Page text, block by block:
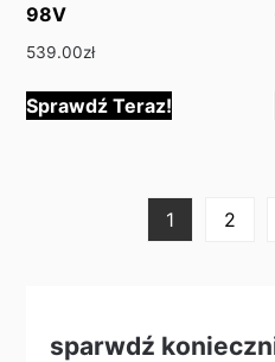
98V
539.00zł
Sprawdź Teraz!
1 2
sparwdź